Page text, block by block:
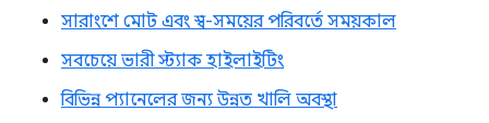
সারাংশে মোট এবং স্ব-সময়ের পরিবর্তে সময়কাল
সবচেয়ে ভারী স্ট্যাক হাইলাইটিং
বিভিন্ন প্যানেলের জন্য উন্নত খালি অবস্থা